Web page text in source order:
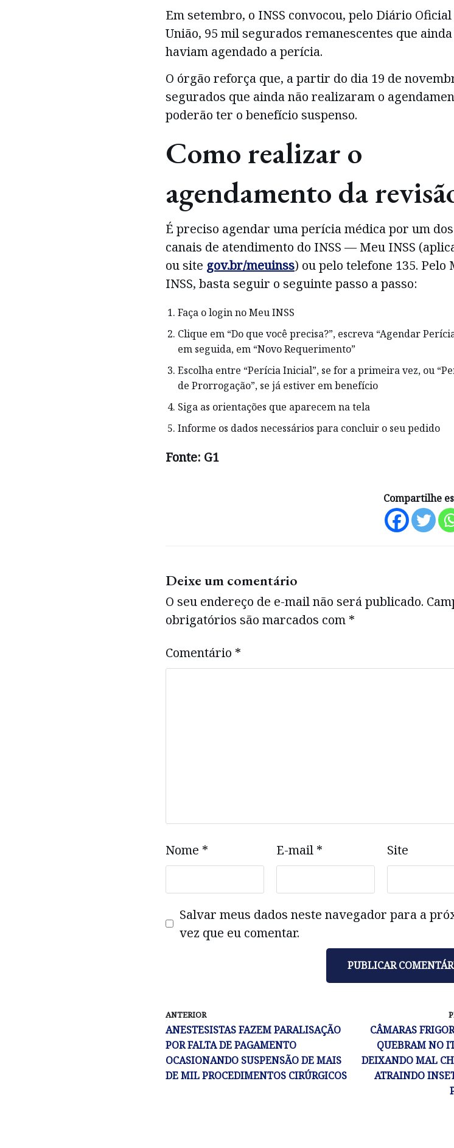
Em setembro, o INSS convocou, pelo Diário
União, 95 mil segurados remanescentes que
haviam agendado a perícia.
O órgão reforça que, a partir do dia 19 de
segurados que ainda não realizaram o
poderão ter o benefício suspenso.
Como realizar o
agendamento da
É preciso agendar uma perícia médica por um dos
canais de atendimento do INSS — Meu INSS
ou site gov.br/meuinss) ou pelo telefone 135. Pelo
INSS, basta seguir o seguinte passo a passo:
Faça o login no Meu INSS
Clique em “Do que você precisa?”, escreva “Agendar
em seguida, em “Novo Requerimento”
Escolha entre “Perícia Inicial”, se for a primeira vez, ou
de Prorrogação”, se já estiver em benefício
Siga as orientações que aparecem na tela
Informe os dados necessários para concluir o seu pedido
Fonte: G1
Compartilhe
Deixe um comentário
O seu endereço de e-mail não será publicado.
obrigatórios são marcados com *
Comentário *
Nome * E-mail * Site
Salvar meus dados neste navegador para a
vez que eu comentar.
ANTERIOR
ANESTESISTAS FAZEM PARALISAÇÃO
POR FALTA DE PAGAMENTO
OCASIONANDO SUSPENSÃO DE MAIS
DE MIL PROCEDIMENTOS CIRÚRGICOS
CÂMARAS
QUEBRAM NO
DEIXANDO MAL
ATRAINDO